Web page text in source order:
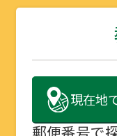
現在地